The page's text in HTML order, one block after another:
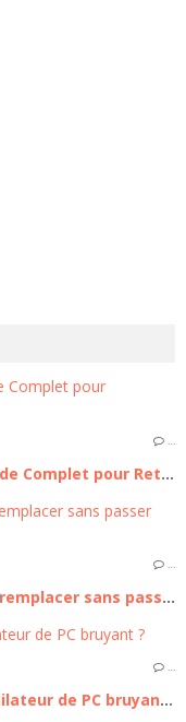
…
Remplacer la batterie iPhone 11 : Guide Complet pour Retrouver l'autonomie de votre appareil
…
Écran iPhone 16 cassé ? Comment le remplacer sans passer par un professionnel
…
Comment régler le problème du ventilateur de PC bruyant ?